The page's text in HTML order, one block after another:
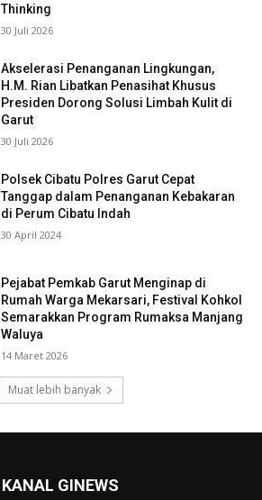
Thinking
30 Juli 2026
Akselerasi Penanganan Lingkungan,
H.M. Rian Libatkan Penasihat Khusus
Presiden Dorong Solusi Limbah Kulit di
Garut
30 Juli 2026
Polsek Cibatu Polres Garut Cepat
Tanggap dalam Penanganan Kebakaran
di Perum Cibatu Indah
30 April 2024
Pejabat Pemkab Garut Menginap di
Rumah Warga Mekarsari, Festival Kohkol
Semarakkan Program Rumaksa Manjang
Waluya
14 Maret 2026
Muat lebih banyak
KANAL GINEWS